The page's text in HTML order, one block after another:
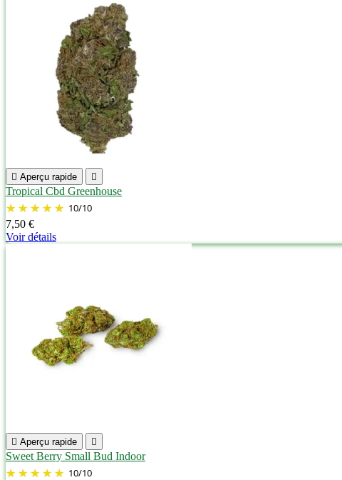
 Aperçu rapide 
Tropical Cbd Greenhouse
10/10
7,50 €
Voir détails
 Aperçu rapide 
Sweet Berry Small Bud Indoor
10/10